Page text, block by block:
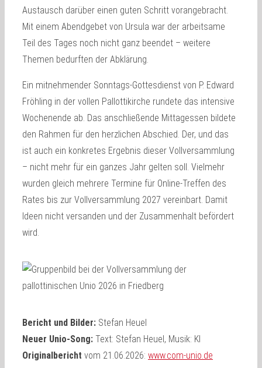
Austausch darüber einen guten Schritt vorangebracht.
Mit einem Abendgebet von Ursula war der arbeitsame
Teil des Tages noch nicht ganz beendet – weitere
Themen bedurften der Abklärung.
Ein mitnehmender Sonntags-Gottesdienst von P. Edward
Fröhling in der vollen Pallottikirche rundete das intensive
Wochenende ab. Das anschließende Mittagessen bildete
den Rahmen für den herzlichen Abschied. Der, und das
ist auch ein konkretes Ergebnis dieser Vollversammlung
– nicht mehr für ein ganzes Jahr gelten soll. Vielmehr
wurden gleich mehrere Termine für Online-Treffen des
Rates bis zur Vollversammlung 2027 vereinbart. Damit
Ideen nicht versanden und der Zusammenhalt befördert
wird.
Bericht und Bilder: Stefan Heuel
Neuer Unio-Song: Text: Stefan Heuel, Musik: KI
Originalbericht vom 21.06.2026: www.com-unio.de